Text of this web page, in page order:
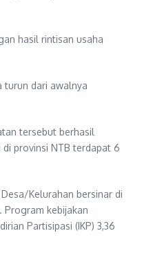
hasil rintisan usaha
turun dari awalnya
tersebut berhasil
provinsi NTB terdapat 6
Kelurahan bersinar di
Program kebijakan
Partisipasi (IKP) 3,36